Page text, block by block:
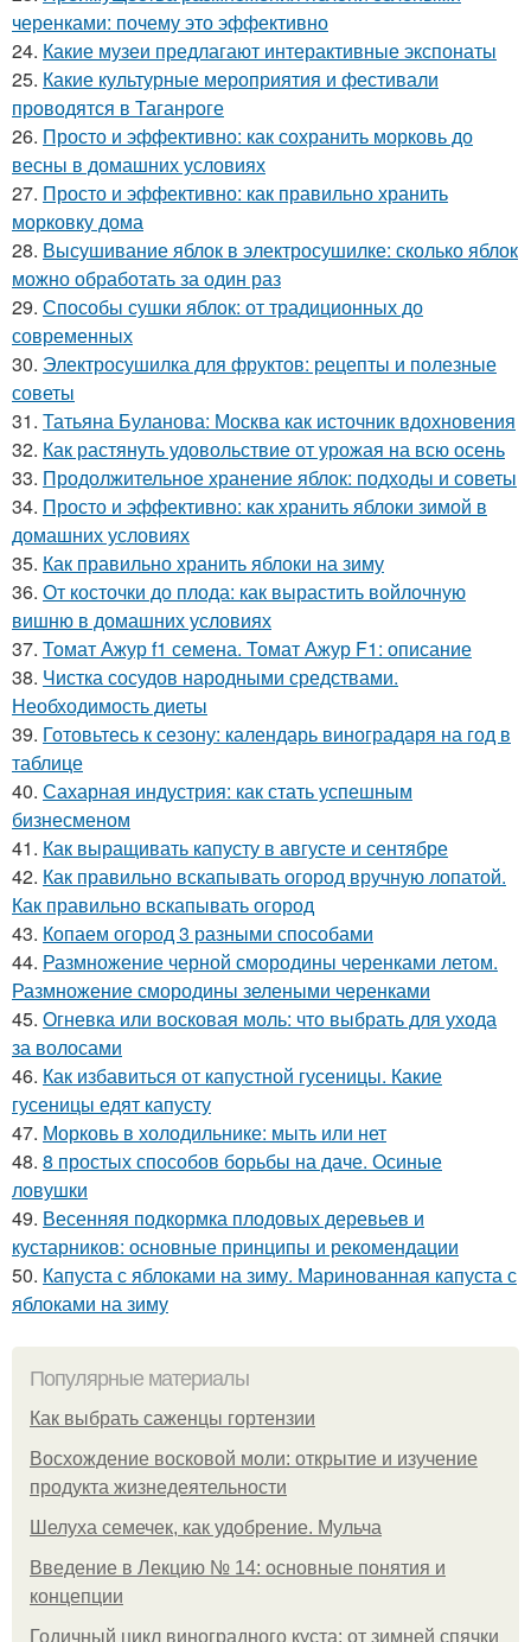
черенками: почему это эффективно
24. Какие музеи предлагают интерактивные экспонаты
25. Какие культурные мероприятия и фестивали
проводятся в Таганроге
26. Просто и эффективно: как сохранить морковь до
весны в домашних условиях
27. Просто и эффективно: как правильно хранить
морковку дома
28. Высушивание яблок в электросушилке: сколько яблок
можно обработать за один раз
29. Способы сушки яблок: от традиционных до
современных
30. Электросушилка для фруктов: рецепты и полезные
советы
31. Татьяна Буланова: Москва как источник вдохновения
32. Как растянуть удовольствие от урожая на всю осень
33. Продолжительное хранение яблок: подходы и советы
34. Просто и эффективно: как хранить яблоки зимой в
домашних условиях
35. Как правильно хранить яблоки на зиму
36. От косточки до плода: как вырастить войлочную
вишню в домашних условиях
37. Томат Ажур f1 семена. Томат Ажур F1: описание
38. Чистка сосудов народными средствами.
Необходимость диеты
39. Готовьтесь к сезону: календарь виноградаря на год в
таблице
40. Сахарная индустрия: как стать успешным
бизнесменом
41. Как выращивать капусту в августе и сентябре
42. Как правильно вскапывать огород вручную лопатой.
Как правильно вскапывать огород
43. Копаем огород 3 разными способами
44. Размножение черной смородины черенками летом.
Размножение смородины зелеными черенками
45. Огневка или восковая моль: что выбрать для ухода
за волосами
46. Как избавиться от капустной гусеницы. Какие
гусеницы едят капусту
47. Морковь в холодильнике: мыть или нет
48. 8 простых способов борьбы на даче. Осиные
ловушки
49. Весенняя подкормка плодовых деревьев и
кустарников: основные принципы и рекомендации
50. Капуста с яблоками на зиму. Маринованная капуста с
яблоками на зиму
Популярные материалы
Как выбрать саженцы гортензии
Восхождение восковой моли: открытие и изучение
продукта жизнедеятельности
Шелуха семечек, как удобрение. Мульча
Введение в Лекцию № 14: основные понятия и
концепции
Годичный цикл виноградного куста: от зимней спячки